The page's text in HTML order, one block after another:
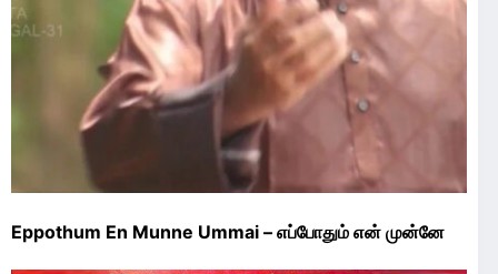
Eppothum En Munne Ummai – எப்போதும் என் முன்னே